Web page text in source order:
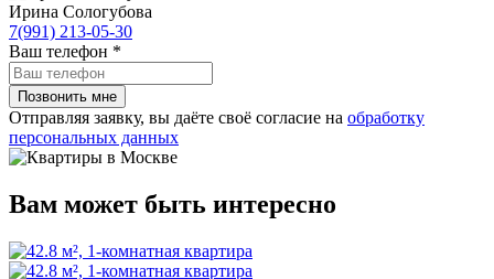
Ирина Сологубова
7(991) 213-05-30
Ваш телефон *
Отправляя заявку, вы даёте своё согласие на обработку
персональных данных
Вам может быть интересно